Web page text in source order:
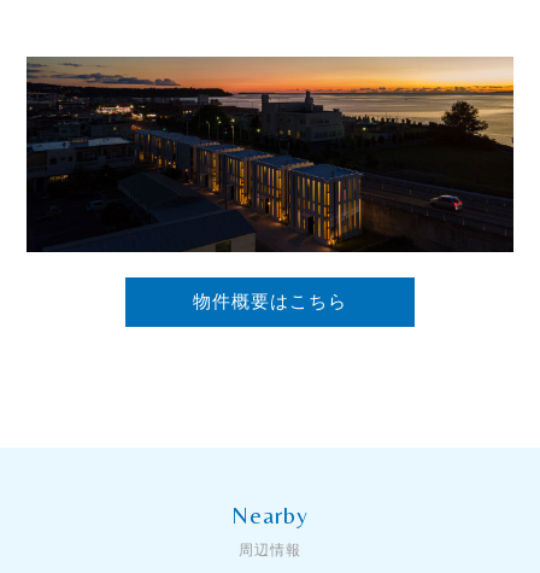
物件概要はこちら
Nearby
周辺情報